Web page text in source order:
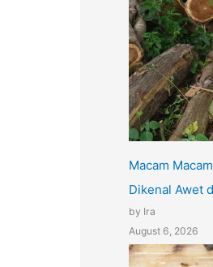
Macam
Dikenal Awet
by Ira
August 6, 2026